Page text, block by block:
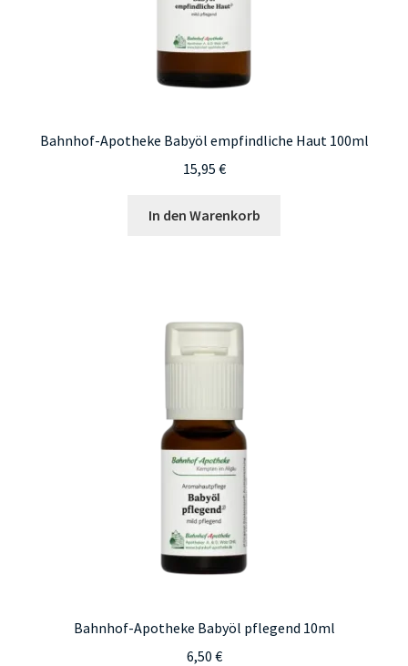
Bahnhof-Apotheke Babyöl empfindliche Haut 100ml
15,95 €
In den Warenkorb
Bahnhof-Apotheke Babyöl pflegend 10ml
6,50 €